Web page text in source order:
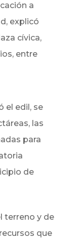
a
explicó
cívica,
entre
el edil, se
las
para
de
terreno y de
que